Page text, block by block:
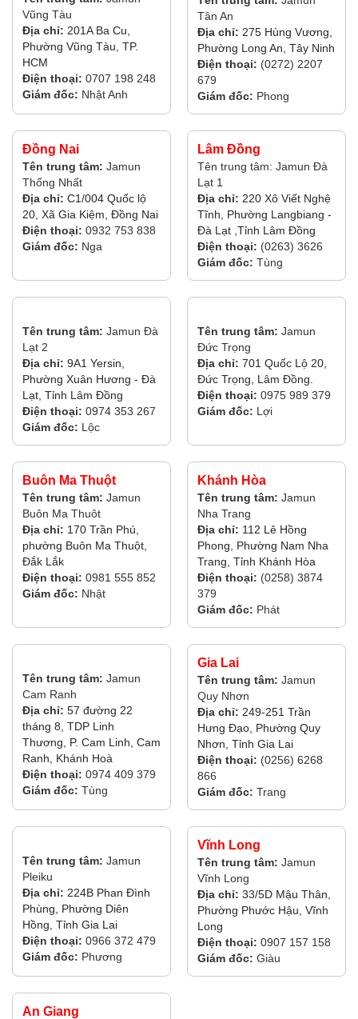
Vũng Tàu
Địa chỉ: 201A Ba Cu,
Phường Vũng Tàu, TP.
HCM
Điện thoại: 0707 198 248
Giám đốc: Nhật Anh
Tân An
Địa chỉ: 275 Hùng Vương,
Phường Long An, Tây Ninh
Điện thoại: (0272) 2207
679
Giám đốc: Phong
Đồng Nai
Tên trung tâm: Jamun
Thống Nhất
Địa chỉ: C1/004 Quốc lộ
20, Xã Gia Kiệm, Đồng Nai
Điện thoại: 0932 753 838
Giám đốc: Nga
Lâm Đồng
Tên trung tâm: Jamun Đà
Lạt 1
Địa chỉ: 220 Xô Viết Nghệ
Tĩnh, Phường Langbiang -
Đà Lạt ,Tỉnh Lâm Đồng
Điện thoại: (0263) 3626
Giám đốc: Tùng
Tên trung tâm: Jamun Đà
Lạt 2
Địa chỉ: 9A1 Yersin,
Phường Xuân Hương - Đà
Lạt, Tỉnh Lâm Đồng
Điện thoại: 0974 353 267
Giám đốc: Lộc
Tên trung tâm: Jamun
Đức Trọng
Địa chỉ: 701 Quốc Lộ 20,
Đức Trọng, Lâm Đồng.
Điện thoại: 0975 989 379
Giám đốc: Lợi
Buôn Ma Thuột
Tên trung tâm: Jamun
Buôn Ma Thuôt
Địa chỉ: 170 Trần Phú,
phường Buôn Ma Thuột,
Đắk Lắk
Điện thoại: 0981 555 852
Giám đốc: Nhật
Khánh Hòa
Tên trung tâm: Jamun
Nha Trang
Địa chỉ: 112 Lê Hồng
Phong, Phường Nam Nha
Trang, Tỉnh Khánh Hòa
Điện thoại: (0258) 3874
379
Giám đốc: Phát
Tên trung tâm: Jamun
Cam Ranh
Địa chỉ: 57 đường 22
tháng 8, TDP Linh
Thương, P. Cam Linh, Cam
Ranh, Khánh Hoà
Điện thoại: 0974 409 379
Giám đốc: Tùng
Gia Lai
Tên trung tâm: Jamun
Quy Nhơn
Địa chỉ: 249-251 Trần
Hưng Đạo, Phường Quy
Nhơn, Tỉnh Gia Lai
Điện thoại: (0256) 6268
866
Giám đốc: Trang
Tên trung tâm: Jamun
Pleiku
Địa chỉ: 224B Phan Đình
Phùng, Phường Diên
Hồng, Tỉnh Gia Lai
Điện thoại: 0966 372 479
Giám đốc: Phương
Vĩnh Long
Tên trung tâm: Jamun
Vĩnh Long
Địa chỉ: 33/5D Mậu Thân,
Phường Phước Hậu, Vĩnh
Long
Điện thoại: 0907 157 158
Giám đốc: Giàu
An Giang